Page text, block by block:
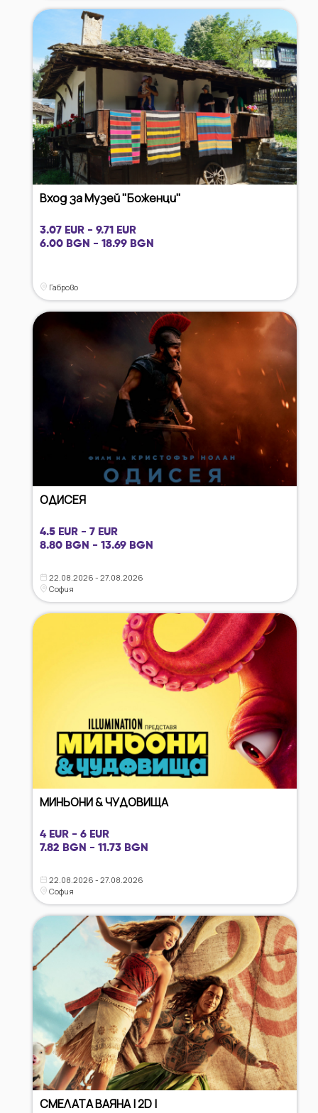
Вход за Музей "Боженци"
3.07 EUR - 9.71 EUR
6.00 BGN - 18.99 BGN
Габрово
ОДИСЕЯ
4.5 EUR - 7 EUR
8.80 BGN - 13.69 BGN
22.08.2026 - 27.08.2026
София
МИНЬОНИ & ЧУДОВИЩА
4 EUR - 6 EUR
7.82 BGN - 11.73 BGN
22.08.2026 - 27.08.2026
София
СМЕЛАТА ВАЯНА | 2D |